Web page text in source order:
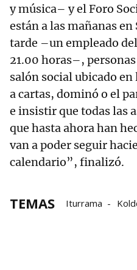
y música– y el Foro
están a las mañanas en
tarde –un empleado
21.00 horas–,
salón social ubicado
a cartas, dominó o el
e insistir que todas las
que hasta ahora han
van a poder seguir
calendario”, finalizó.
TEMAS Iturrama